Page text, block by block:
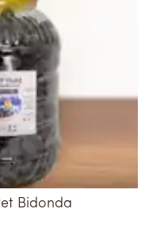
Bidonda